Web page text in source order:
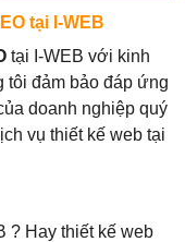
tại I-WEB
tại I-WEB với kinh
tôi đảm bảo đáp ứng
doanh nghiệp quý
vụ thiết kế web tại
? Hay thiết kế web